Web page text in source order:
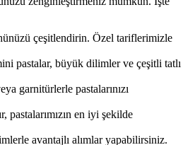
çeşitlendirin. Özel tariflerimizle
pastalar, büyük dilimler ve çeşitli tatlı
garnitürlerle pastalarınızı
en iyi şekilde
avantajlı alımlar yapabilirsiniz.